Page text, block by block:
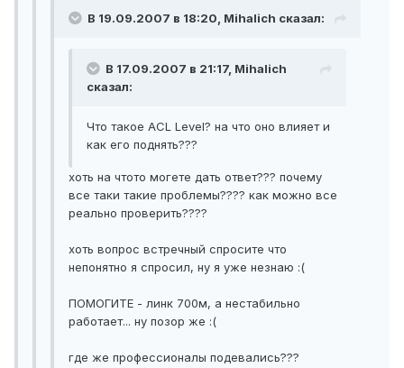
В 19.09.2007 в 18:20, Mihalich сказал:
В 17.09.2007 в 21:17, Mihalich
сказал:
Что такое ACL Level? на что оно влияет и
как его поднять???
хоть на чтото могете дать ответ??? почему
все таки такие проблемы???? как можно все
реально проверить????
хоть вопрос встречный спросите что
непонятно я спросил, ну я уже незнаю :(
ПОМОГИТЕ - линк 700м, а нестабильно
работает... ну позор же :(
где же профессионалы подевались???